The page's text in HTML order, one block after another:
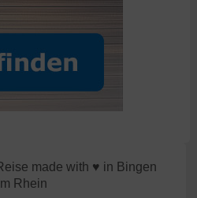
made with ♥ in Bingen
Rhein